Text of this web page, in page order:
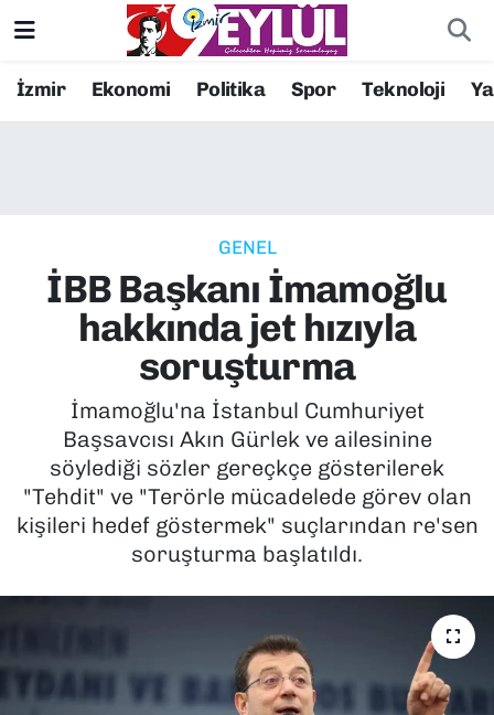
İzmir Ekonomi Politika Spor Teknoloji
GENEL
İBB Başkanı İmamoğlu
hakkında jet hızıyla
soruşturma
İmamoğlu'na İstanbul Cumhuriyet
Başsavcısı Akın Gürlek ve ailesinine
söylediği sözler gereçkçe gösterilerek
"Tehdit" ve "Terörle mücadelede görev olan
kişileri hedef göstermek" suçlarından re'sen
soruşturma başlatıldı.
Resmi İlanlar
EKONOMİ
KÜLTÜR SANAT
MAGAZİN
POLİTİKA
SAĞLIK
SPOR
YAŞAM
Konak Nöbetçi Eczaneler
Süper Lig Puan Durumu ve Fikstür
Tüm Manşetler
Son Dakika Haberleri
Haber Arşivi